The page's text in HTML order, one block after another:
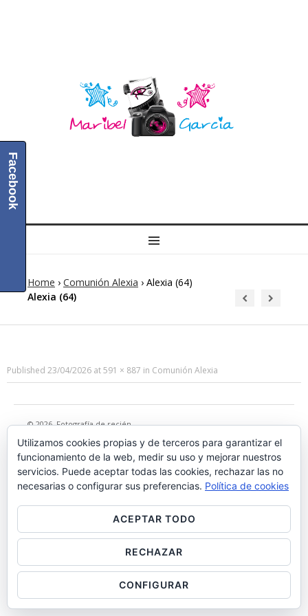
MENU
Home › Comunión Alexia › Alexia (64)
Alexia (64)
Published 23/04/2026 at591 × 887 in Comunión Alexia
© 2026Fotografía de recién
premamá en Madrid·
Facebook
Utilizamos cookies propias y de terceros para garantizar el
funcionamiento de la web, medir su uso y mejorar nuestros
servicios. Puede aceptar todas las cookies, rechazar las no
necesarias o configurar sus preferencias. Política de cookies
ACEPTAR TODO
RECHAZAR
CONFIGURAR